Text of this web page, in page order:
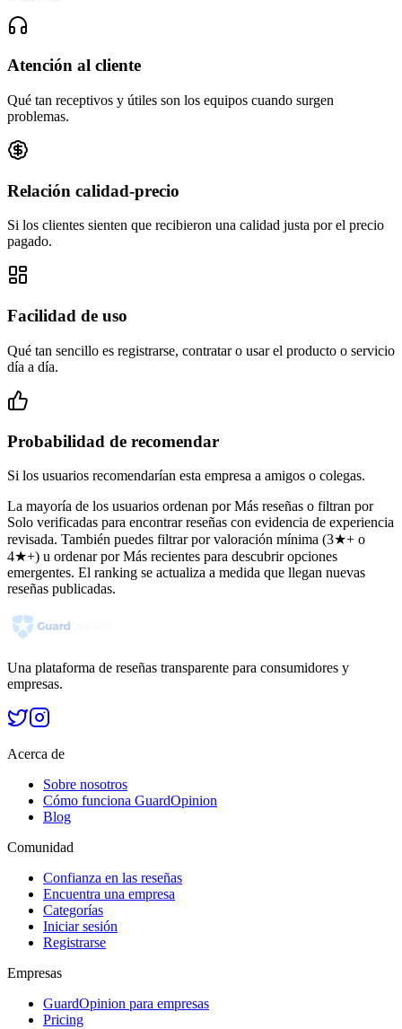
Atención al cliente
Qué tan receptivos y útiles son los equipos cuando surgen
problemas.
Relación calidad-precio
Si los clientes sienten que recibieron una calidad justa por el precio
pagado.
Facilidad de uso
Qué tan sencillo es registrarse, contratar o usar el producto o servicio
día a día.
Probabilidad de recomendar
Si los usuarios recomendarían esta empresa a amigos o colegas.
La mayoría de los usuarios ordenan por Más reseñas o filtran por
Solo verificadas para encontrar reseñas con evidencia de experiencia
revisada. También puedes filtrar por valoración mínima (3★+ o
4★+) u ordenar por Más recientes para descubrir opciones
emergentes. El ranking se actualiza a medida que llegan nuevas
reseñas publicadas.
Una plataforma de reseñas transparente para consumidores y
empresas.
Acerca de
Sobre nosotros
Cómo funciona GuardOpinion
Blog
Comunidad
Confianza en las reseñas
Encuentra una empresa
Categorías
Iniciar sesión
Registrarse
Empresas
GuardOpinion para empresas
Pricing